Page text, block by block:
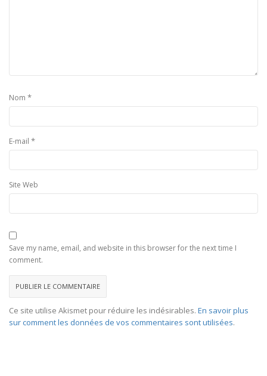
Nom *
E-mail *
Site Web
Save my name, email, and website in this browser for the next time I
comment.
Ce site utilise Akismet pour réduire les indésirables. En savoir plus
sur comment les données de vos commentaires sont utilisées.